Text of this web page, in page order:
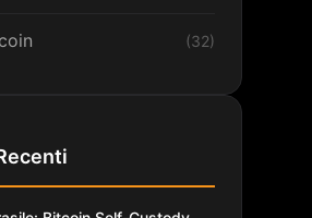
(32)